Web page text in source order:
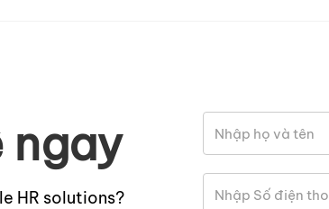
ngay
HR solutions?